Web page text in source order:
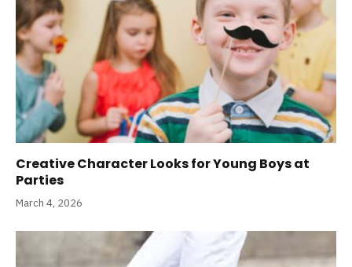
Creative Character Looks for Young Boys at
Parties
March 4, 2026